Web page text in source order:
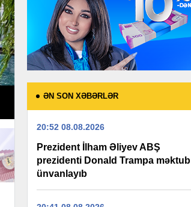
ƏN SON XƏBƏRLƏR
20:52 08.08.2026
Prezident İlham Əliyev ABŞ
prezidenti Donald Trampa məktub
ünvanlayıb